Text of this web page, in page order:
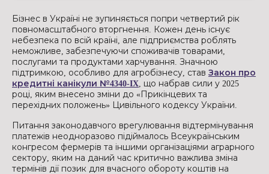
Бізнес в Україні не зупиняється попри четвертий рік
повномасштабного вторгнення. Кожен день існує
небезпека по всій країні, але підприємства роблять
неможливе, забезпечуючи споживачів товарами,
послугами та продуктами харчування. Значною
підтримкою, особливо для агробізнесу, став Закон про
кредитні канікули №4340-IX, що набрав сили у 2025
році, яким внесено зміни до «Прикінцевих та
перехідних положень» Цивільного кодексу України.
Питання законодавчого врегулювання відтермінування
платежів неодноразово підіймалось Всеукраїнським
конгресом фермерів та іншими організаціями аграрного
сектору, яким на даний час критично важлива зміна
термінів дії позик для вчасного обороту коштів на